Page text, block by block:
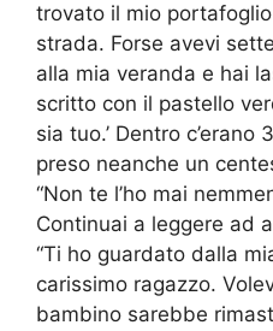
trovato il mio
strada. Forse avevi
alla mia veranda e hai
scritto con il pastello
sia tuo.’ Dentro
preso neanche un
“Non te l’ho mai
Continuai a leggere ad
“Ti ho guardato dalla
carissimo ragazzo.
bambino sarebbe